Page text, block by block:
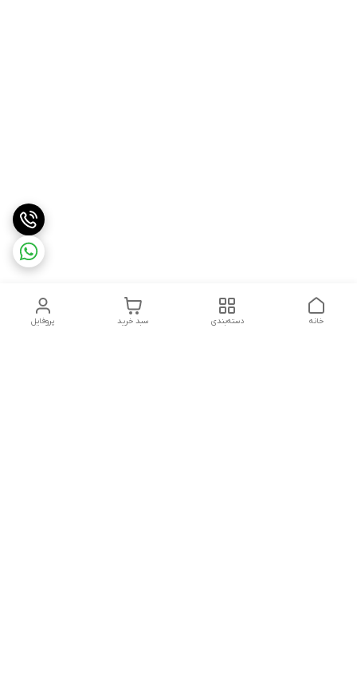
پروفایل سبد خرید دسته‌بندی خانه